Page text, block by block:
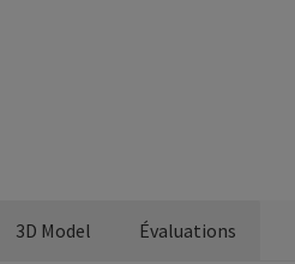
3D Model Évaluations